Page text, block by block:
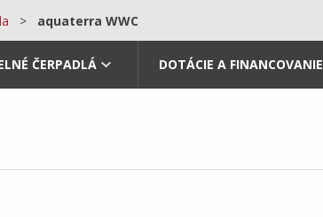
aquaterra WWC
ČERPADLÁ DOTÁCIE A FINANCOVANIE